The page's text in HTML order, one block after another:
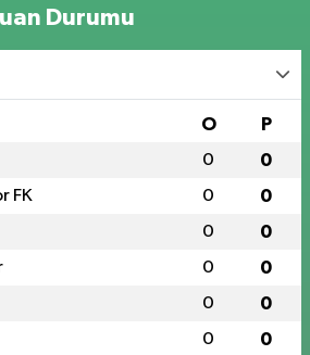
Durumu
O P
0 0
FK 0 0
0 0
0 0
0 0
0 0